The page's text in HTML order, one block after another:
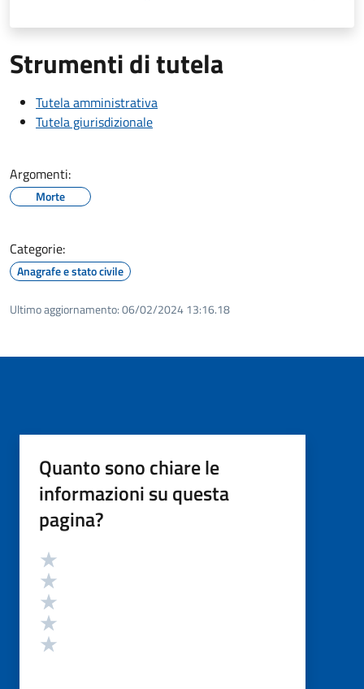
Strumenti di tutela
Tutela amministrativa
Tutela giurisdizionale
Argomenti:
Morte
Categorie:
Anagrafe e stato civile
Ultimo aggiornamento:06/02/2024 13:16.18
Quanto sono chiare le
informazioni su questa
pagina?
Valutazione